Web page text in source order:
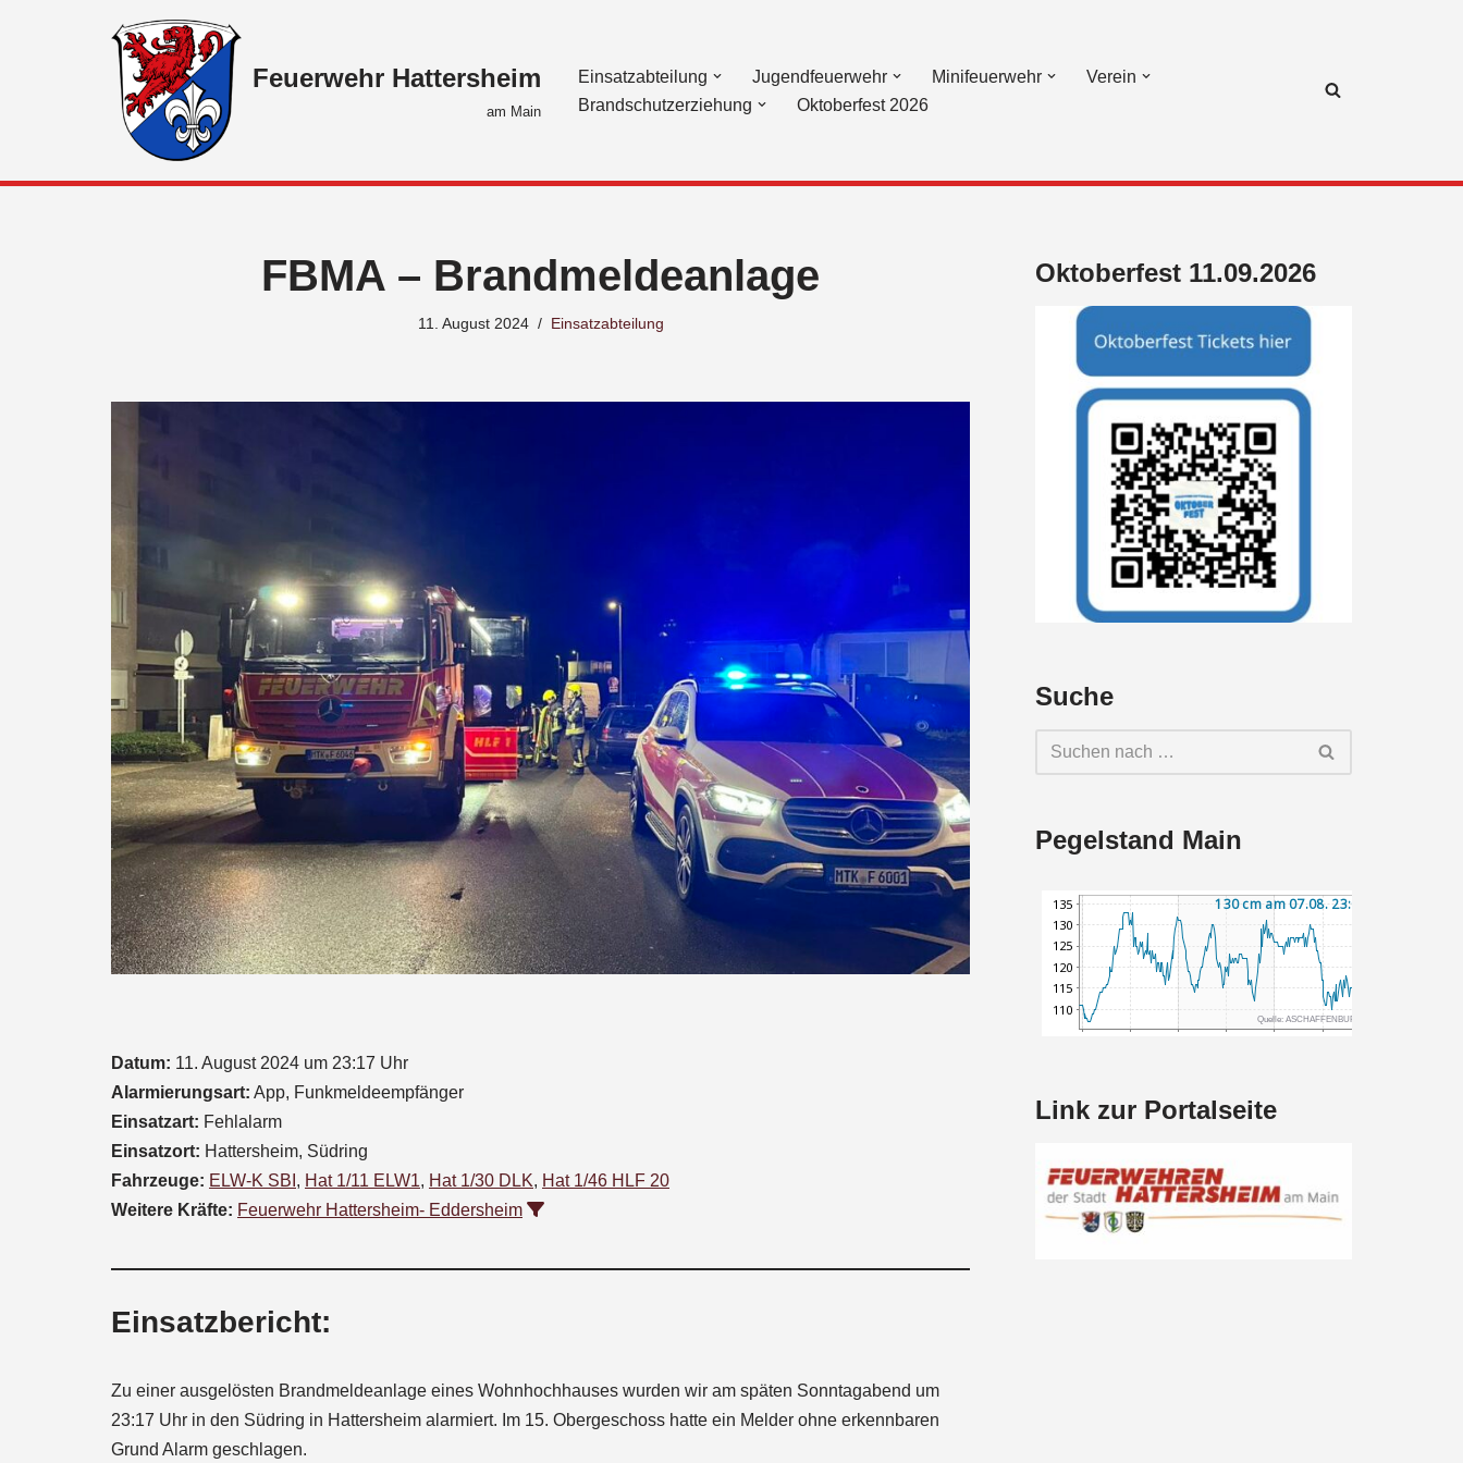
Feuerwehr Hattersheim
am Main
Einsatzabteilung Jugendfeuerwehr Minifeuerwehr
Verein
Brandschutzerziehung
Oktoberfest 2026
FBMA – Brandmeldeanlage
11. August 2024 Einsatzabteilung
Datum: 11. August 2024 um 23:17 Uhr
Alarmierungsart: App, Funkmeldeempfänger
Einsatzart: Fehlalarm
Einsatzort: Hattersheim, Südring
Fahrzeuge: ELW-K SBI , Hat 1/11 ELW1, Hat 1/30 DLK, Hat 1/46 HLF 20
Weitere Kräfte: Feuerwehr Hattersheim- Eddersheim
Einsatzbericht:
Zu einer ausgelösten Brandmeldeanlage eines Wohnhochhauses wurden wir am späten Sonntagabend um
23:17 Uhr in den Südring in Hattersheim alarmiert. Im 15. Obergeschoss hatte ein Melder ohne erkennbaren
Grund Alarm geschlagen.
Oktoberfest 11.09.2026
Suche
Pegelstand Main
Link zur Portalseite